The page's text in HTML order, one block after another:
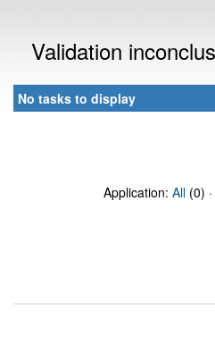
Validation
No tasks to display
Application: All (0) ·